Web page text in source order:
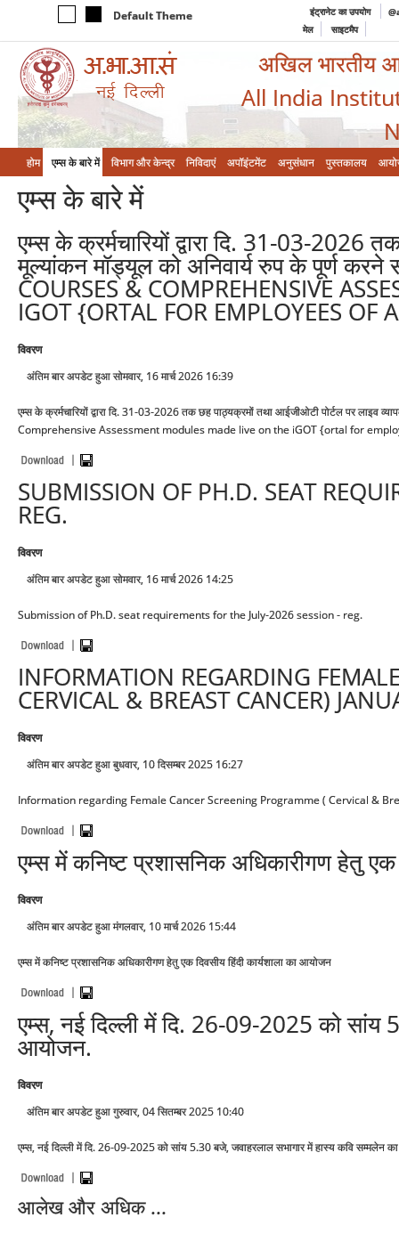
Default Theme इंट्रानेट का उपयोग
मेल
साइटमैप
अखिल भारतीय
All India
होम एम्‍स के बारे में विभाग और केन्‍द्र निविदाएं अपॉइंटमेंट अनुसंधान पुस्तकालय
एम्‍स के बारे में
एम्स के क्रर्मचारियों द्वारा दि. 31-03-2026
मूल्यांकन मॉड्यूल को अनिवार्य रुप के पूर्ण
COURSES & COMPREHENSIVE
IGOT {ORTAL FOR EMPLOYEES OF
विवरण
अंतिम बार अपडेट हुआ सोमवार, 16 मार्च 2026 16:39
एम्स के क्रर्मचारियों द्वारा दि. 31-03-2026 तक छह पाठ्यक्रमों तथा आईजीओटी पोर्टल पर
Comprehensive Assessment modules made live on the iGOT {ortal for
SUBMISSION OF PH.D. SEAT
REG.
विवरण
अंतिम बार अपडेट हुआ सोमवार, 16 मार्च 2026 14:25
Submission of Ph.D. seat requirements for the July-2026 session - reg.
INFORMATION REGARDING
CERVICAL & BREAST CANCER)
विवरण
अंतिम बार अपडेट हुआ बुधवार, 10 दिसम्बर 2025 16:27
Information regarding Female Cancer Screening Programme ( Cervical &
एम्स में कनिष्ट प्रशासनिक अधिकारीगण हेतु एक
विवरण
अंतिम बार अपडेट हुआ मंगलवार, 10 मार्च 2026 15:44
एम्स में कनिष्ट प्रशासनिक अधिकारीगण हेतु एक दिवसीय हिंदी कार्यशाला का आयोजन
एम्स, नई दिल्ली में दि. 26-09-2025 को सांय
आयोजन.
विवरण
अंतिम बार अपडेट हुआ गुरुवार, 04 सितम्बर 2025 10:40
एम्स, नई दिल्ली में दि. 26-09-2025 को सांय 5.30 बजे, जवाहरलाल सभागार में हास्य कवि सम्मलेन
आलेख और अधिक ...